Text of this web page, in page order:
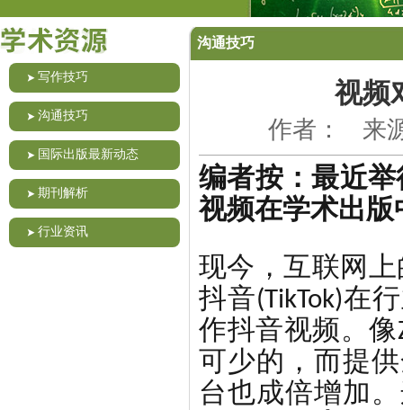
写作技巧
沟通技巧
国际出版最新动态
期刊解析
行业资讯
沟通技巧
视频
作者： 来
编者按：最近举
视频在学术出
现今，互联网上
抖音(TikTok)在
作抖音视频。
可少的，而提
台也成倍增加